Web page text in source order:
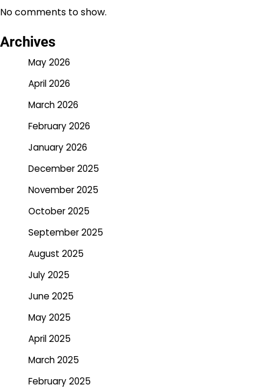
No comments to show.
Archives
May 2026
April 2026
March 2026
February 2026
January 2026
December 2025
November 2025
October 2025
September 2025
August 2025
July 2025
June 2025
May 2025
April 2025
March 2025
February 2025